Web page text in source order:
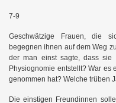
7-9
Geschwätzige Frauen, die
begegnen ihnen auf dem Weg
der man einst sagte, dass sie
Physiognomie entstellt? War es
genommen hat? Welche trüben
Die einstigen Freundinnen